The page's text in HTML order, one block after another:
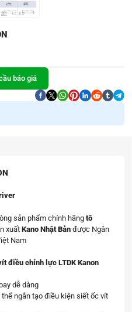
báo giá
sản phẩm chính hãng tô
xuất Kano Nhật Bảnđược Ngân
Nam
điều chỉnh lực LTDK Kanon
dễ dàng
ngắn tạo điều kiện siết ốc vít